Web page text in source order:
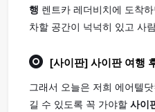
행 렌트카 레더비치에 도착
차할 공간이 넉넉히 있고 사
[사이판] 사이판 여행
그래서 오늘은 저희 에어텔
길 수 있도록 꼭 가야할 사이